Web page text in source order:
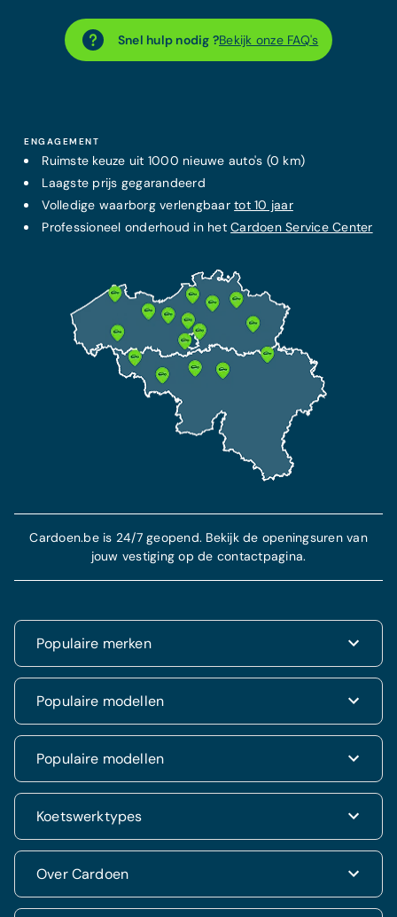
Snel hulp nodig ?Bekijk onze FAQ's
ENGAGEMENT
Ruimste keuze uit 1000 nieuwe auto's (0 km)
Laagste prijs gegarandeerd
Volledige waarborg verlengbaartot 10 jaar
Professioneel onderhoud in hetCardoen Service Center
Populaire merken
Renault
Dacia
Volkswagen
Hyundai
Kia
Mercedes
Opel
Seat
Populaire modellen
Renault Clio
Fiat 500
Hyundai Tucson
Kia Rio
Nissan Qashqai
Renault Captur
Populaire modellen
Hyundai i20
Jeep Renegade
Volkswagen Golf VII
Alfa Romeo Giulietta
Koetswerktypes
SUV & 4x4
Break
Cardoen.be is 24/7 geopend. Bekijk de openingsuren van
jouw vestiging op de contactpagina.
Over Cardoen